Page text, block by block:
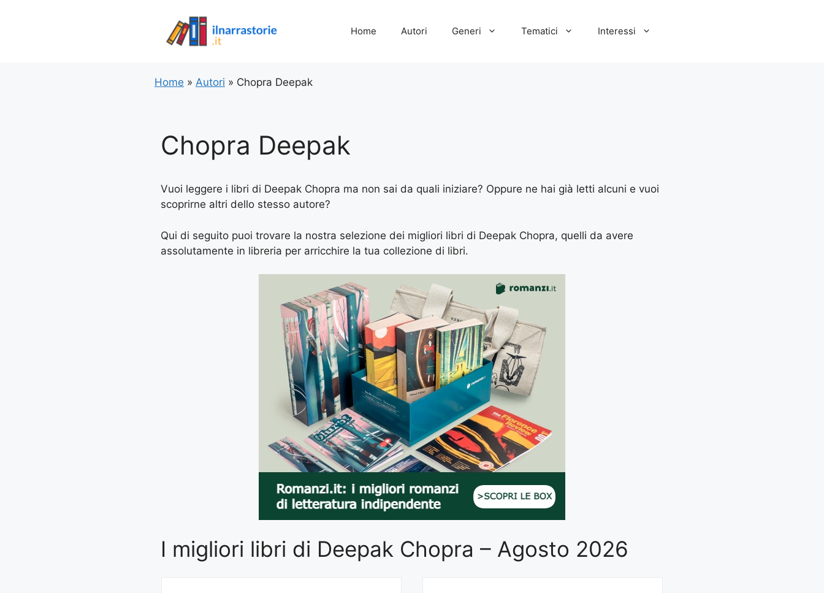
Home Autori Generi Tematici Interessi
Home » Autori » Chopra Deepak
Chopra Deepak
Vuoi leggere i libri di Deepak Chopra ma non sai da quali iniziare? Oppure ne hai già letti alcuni e vuoi
scoprirne altri dello stesso autore?
Qui di seguito puoi trovare la nostra selezione dei migliori libri di Deepak Chopra, quelli da avere
assolutamente in libreria per arricchire la tua collezione di libri.
I migliori libri di Deepak Chopra – Agosto 2026